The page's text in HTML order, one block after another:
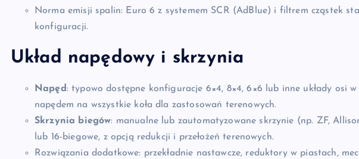
Norma emisji spalin: Euro 6 z systemem SCR (AdBlue) i filtrem cząstek
konfiguracji.
Układ napędowy i skrzynia
Napęd: typowo dostępne konfiguracje 6×4, 8×4, 6×6 lub inne układy osi
napędem na wszystkie koła dla zastosowań terenowych.
Skrzynia biegów: manualne lub zautomatyzowane skrzynie (np. ZF,
lub 16-biegowe, z opcją redukcji i przełożeń terenowych.
Rozwiązania dodatkowe: przekładnie nastawcze, reduktory w piastach,